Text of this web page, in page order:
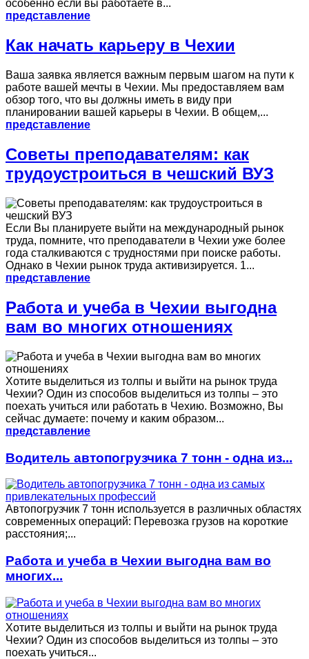
особенно если вы работаете в...
представление
Как начать карьеру в Чехии
Ваша заявка является важным первым шагом на пути к
работе вашей мечты в Чехии. Мы предоставляем вам
обзор того, что вы должны иметь в виду при
планировании вашей карьеры в Чехии. В общем,...
представление
Советы преподавателям: как
трудоустроиться в чешский ВУЗ
Если Вы планируете выйти на международный рынок
труда, помните, что преподаватели в Чехии уже более
года сталкиваются с трудностями при поиске работы.
Однако в Чехии рынок труда активизируется. 1...
представление
Работа и учеба в Чехии выгодна
вам во многих отношениях
Хотите выделиться из толпы и выйти на рынок труда
Чехии? Один из способов выделиться из толпы – это
поехать учиться или работать в Чехию. Возможно, Вы
сейчас думаете: почему и каким образом...
представление
Водитель автопогрузчика 7 тонн - одна из...
Автопогрузчик 7 тонн используется в различных областях
современных операций: Перевозка грузов на короткие
расстояния;...
Работа и учеба в Чехии выгодна вам во
многих...
Хотите выделиться из толпы и выйти на рынок труда
Чехии? Один из способов выделиться из толпы – это
поехать учиться...